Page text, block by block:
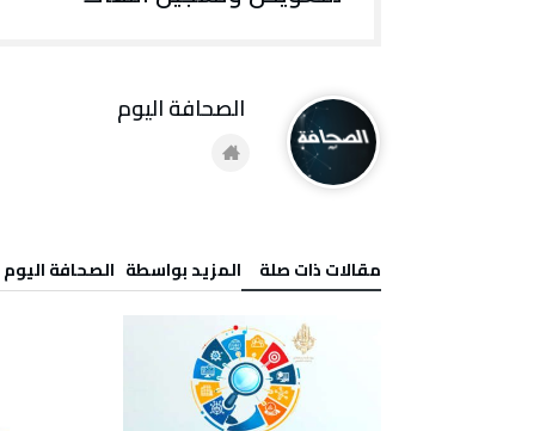
‫مقالات ذات صلة‬ ‫‫المزيد بواسطة‬ ‬ ‭ ‬الصحافة‭ ‬اليوم